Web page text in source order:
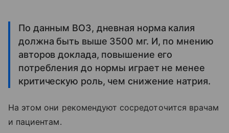
По данным ВОЗ, дневная норма калия
должна быть выше 3500 мг. И, по мнению
авторов доклада, повышение его
потребления до нормы играет не менее
критическую роль, чем снижение натрия.
На этом они рекомендуют сосредоточится врачам
и пациентам.